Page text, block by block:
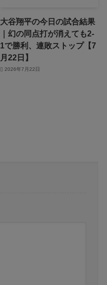
大谷翔平の今日の試合結果
｜幻の同点打が消えても2-
1で勝利、連敗ストップ【7
月22日】
2026年7月22日